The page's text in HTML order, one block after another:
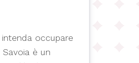
occupare
è un